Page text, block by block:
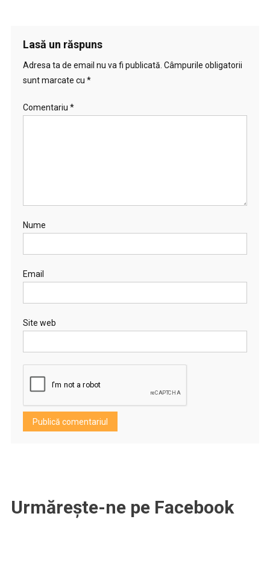
Lasă un răspuns
Adresa ta de email nu va fi publicată. Câmpurile obligatorii
sunt marcate cu *
Comentariu *
Nume
Email
Site web
Urmărește-ne pe Facebook